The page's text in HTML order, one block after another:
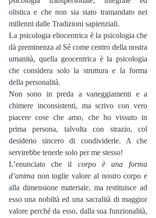
olistica e che non sia stato tramandato nei
millenni dalle Tradizioni sapienziali.
La psicologia eliocentrica è la psicologia che
dà preminenza al Sé come centro della nostra
umanità, quella geocentrica è la psicologia
che considera solo la struttura e la forma
della personalità.
Non sono in preda a vaneggiamenti e a
chimere inconsistenti, ma scrivo con vero
piacere cose che amo, che ho vissuto in
prima persona, talvolta con strazio, col
desiderio sincero di condividerle. A che
servirebbe tenerle solo per me stesso!
L’enunciato che il corpo è una forma
d’anima non toglie valore al nostro corpo e
alla dimensione materiale, ma restituisce ad
esso una nobiltà ed una sacralità di maggior
valore perché da esso, dalla sua funzionalità,